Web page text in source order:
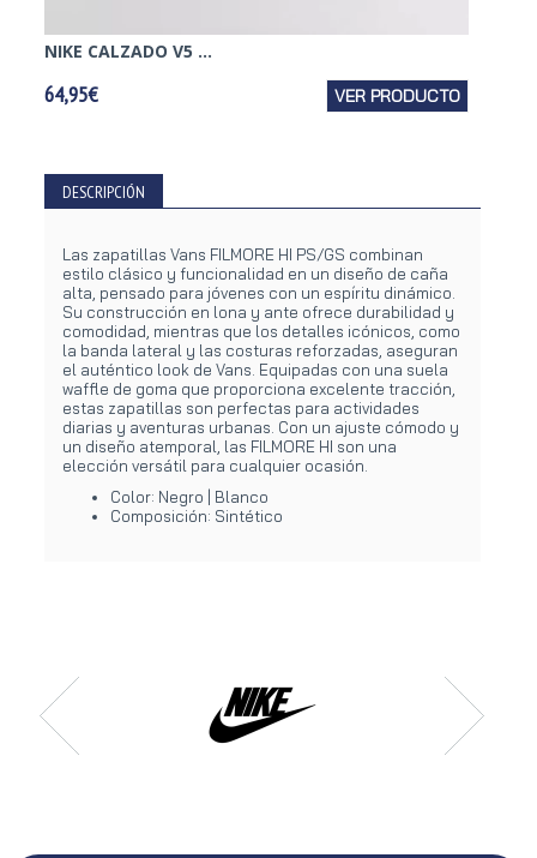
NIKE CALZADO V5 ...
64,95€ VER PRODUCTO
DESCRIPCIÓN
Las zapatillas Vans FILMORE HI PS/GS combinan
estilo clásico y funcionalidad en un diseño de caña
alta, pensado para jóvenes con un espíritu dinámico.
Su construcción en lona y ante ofrece durabilidad y
comodidad, mientras que los detalles icónicos, como
la banda lateral y las costuras reforzadas, aseguran
el auténtico look de Vans. Equipadas con una suela
waffle de goma que proporciona excelente tracción,
estas zapatillas son perfectas para actividades
diarias y aventuras urbanas. Con un ajuste cómodo y
un diseño atemporal, las FILMORE HI son una
elección versátil para cualquier ocasión.
Color: Negro | Blanco
Composición: Sintético